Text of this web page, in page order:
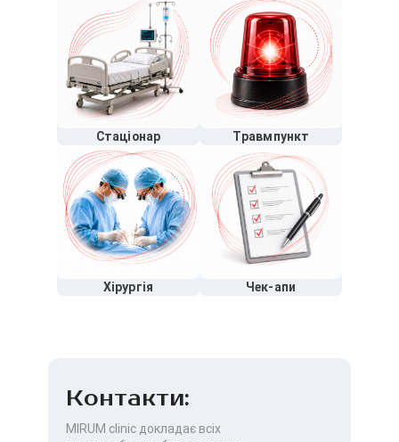
Стаціонар Травмпункт
Хірургія Чек-апи
Контакти:
MIRUM clinic докладає всіх